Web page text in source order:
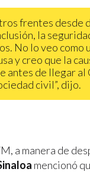
frentes desde
la
No lo veo
y creo que la
antes de llegar al
civil”, dijo.
a manera de
mencionó